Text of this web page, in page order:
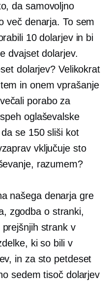
da samovoljno
več denarja. To sem
10 dolarjev in bi
dvajset dolarjev.
dolarjev? Velikokrat
in onem vprašanje
porabo za
oglaševalske
se 150 sliši kot
vključuje sto
razumem?
našega denarja gre
zgodba o stranki,
strank v
ki so bili v
in za sto petdeset
sedem tisoč dolarjev